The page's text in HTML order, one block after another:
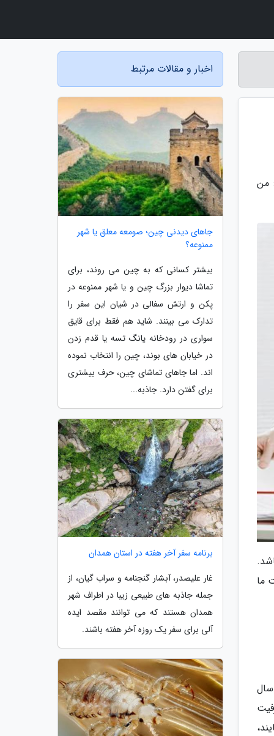
من
ما
اخبار و مقالات مرتبط
جاهای دیدنی چین؛ صومعه معلق یا شهر
ممنوعه؟
بیشتر کسانی که به چین می روند، برای
تماشا دیوار بزرگ چین و یا شهر ممنوعه در
پکن و ارتش سفالی در شیان این سفر را
تدارک می بینند. شاید هم فقط برای قایق
سواری در رودخانه یانگ تسه یا قدم زدن
در خیابان های بوند، چین را انتخاب نموده
اند. اما جاهای تماشای چین، حرف بیشتری
برای گفتن دارد. جاذبه...
برنامه سفر آخر هفته در استان همدان
غار علیصدر، آبشار گنجنامه و سراب گیان، از
جمله جاذبه های طبیعی زیبا در اطراف شهر
همدان هستند که می توانند مقصد ایده
آلی برای سفر یک روزه آخر هفته باشند.